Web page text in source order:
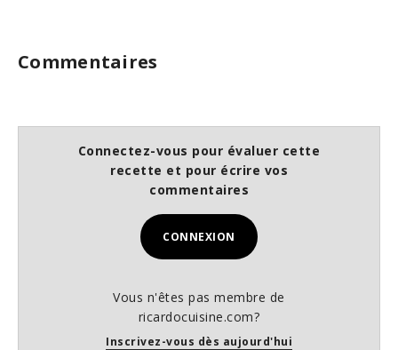
Commentaires
Connectez-vous pour évaluer cette
recette et pour écrire vos
commentaires
CONNEXION
Vous n'êtes pas membre de
ricardocuisine.com?
Inscrivez-vous dès aujourd'hui